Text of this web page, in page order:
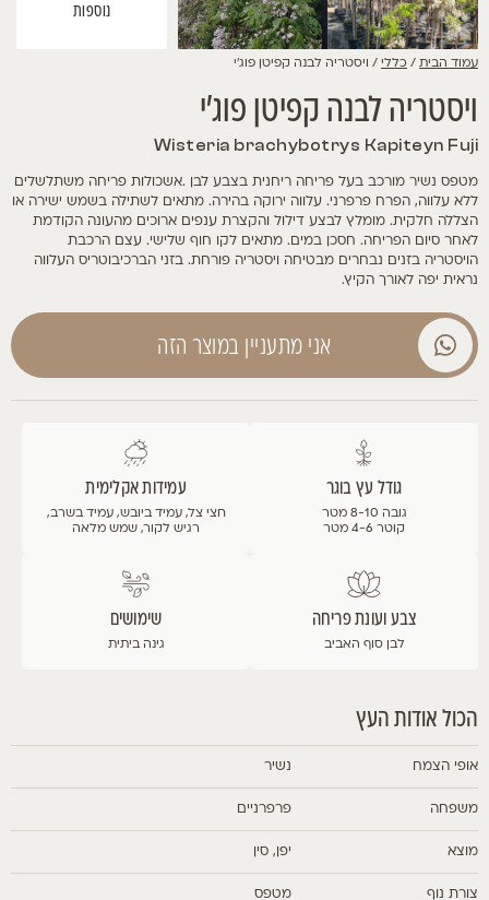
נוספות
עמוד הבית/כללי/ ויסטריה לבנה קפיטן פוג'י
ויסטריה לבנה קפיטן פוג'י
Wisteria brachybotrys Kapiteyn Fuji
מטפס נשיר מורכב בעל פריחה ריחנית בצבע לבן .אשכולות פריחה משתלשלים
ללא עלווה, הפרח פרפרני. עלווה ירוקה בהירה. מתאים לשתילה בשמש ישירה או
הצללה חלקית. מומלץ לבצע דילול והקצרת ענפים ארוכים מהעונה הקודמת
לאחר סיום הפריחה. חסכן במים. מתאים לקו חוף שלישי. עצם הרכבת
הויסטריה בזנים נבחרים מבטיחה ויסטריה פורחת. בזני הברכיבוטריס העלווה
נראית יפה לאורך הקיץ.
אני מתעניין במוצר הזה
גודל עץ בוגר
גובה 8-10 מטר
קוטר 4-6 מטר
עמידות אקלימית
חצי צל, עמיד ביובש, עמיד בשרב,
רגיש לקור, שמש מלאה
צבע ועונת פריחה
לבן סוף האביב
שימושים
גינה ביתית
הכול אודות העץ
אופי הצמח נשיר
משפחה פרפרניים
מוצא יפן, סין
צורת נוף מטפס